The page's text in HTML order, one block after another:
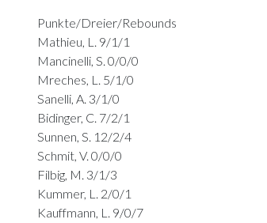
Punkte/Dreier/Rebounds
Mathieu, L. 9/1/1
Mancinelli, S. 0/0/0
Mreches, L. 5/1/0
Sanelli, A. 3/1/0
Bidinger, C. 7/2/1
Sunnen, S. 12/2/4
Schmit, V. 0/0/0
Filbig, M. 3/1/3
Kummer, L. 2/0/1
Kauffmann, L. 9/0/7